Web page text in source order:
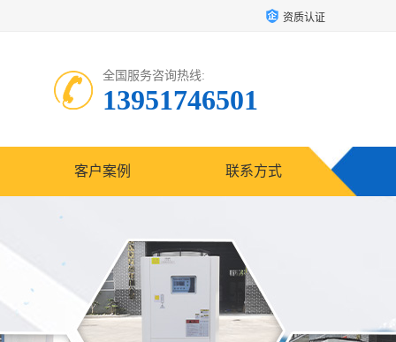
资质认证
全国服务咨询热线:
13951746501
客户案例 联系方式